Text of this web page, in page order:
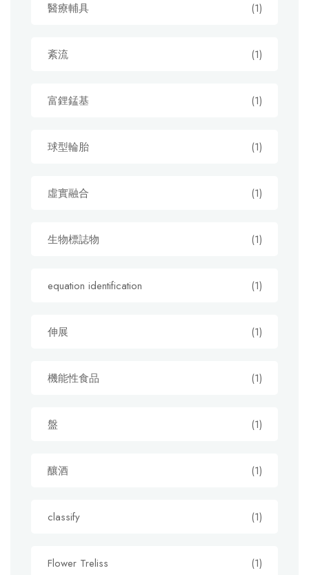
醫療輔具 (1)
紊流 (1)
富鋰錳基 (1)
球型輪胎 (1)
虛實融合 (1)
生物標誌物 (1)
equation identification (1)
伸展 (1)
機能性食品 (1)
盤 (1)
釀酒 (1)
classify (1)
Flower Treliss (1)